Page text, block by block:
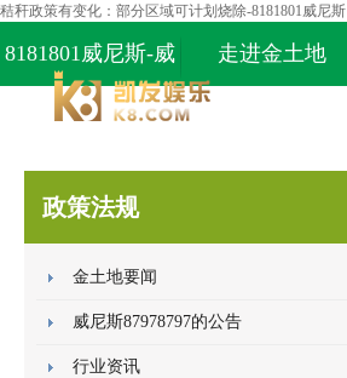
秸秆政策有变化：部分区域可计划烧除-8181801威尼斯
8181801威尼斯-威
尼斯87978797
走进金土地
政策法规
金土地要闻
威尼斯87978797的公告
行业资讯